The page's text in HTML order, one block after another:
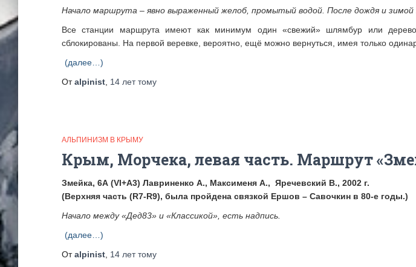
Начало маршрута – явно выраженный желоб, промытый водой. После дождя и зимой
Все станции маршрута имеют как минимум один «свежий» шлямбур или
сблокированы. На первой веревке, вероятно, ещё можно вернуться, имея только
(далее…)
Отalpinist 14 леттому
АЛЬПИНИЗМ В КРЫМУ
Крым, Морчека, левая часть. Маршрут
Змейка, 6А (VI+A3) Лавриненко А., Максименя А., Яречевский В., 2002 г.
(Верхняя часть (R7-R9), была пройдена связкой Ершов – Савочкин в 80-е годы.)
Начало между «Дед83» и «Классикой», есть надпись.
(далее…)
Отalpinist 14 леттому